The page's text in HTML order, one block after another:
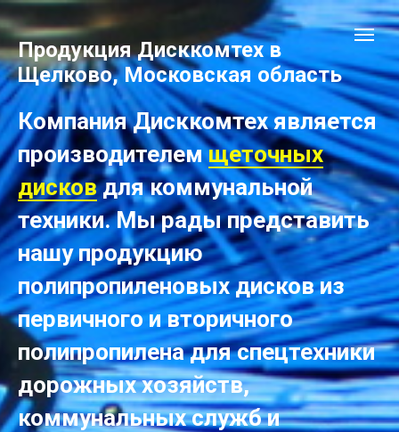
Продукция Дисккомтех в
Щелково, Московская область
Компания Дисккомтех является
производителемщеточных
дисковдля коммунальной
техники. Мы рады представить
нашу продукцию
полипропиленовых дисков из
первичного и вторичного
полипропилена для спецтехники
дорожных хозяйств,
коммунальных служб и